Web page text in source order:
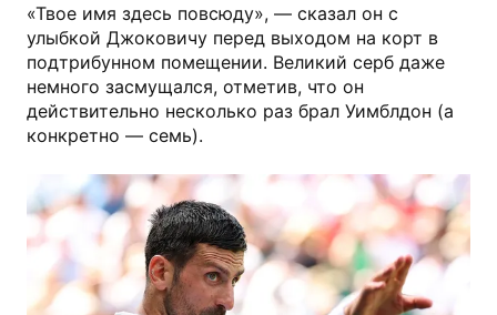
«Твое имя здесь повсюду», — сказал он с
улыбкой Джоковичу перед выходом на корт в
подтрибунном помещении. Великий серб даже
немного засмущался, отметив, что он
действительно несколько раз брал Уимблдон (а
конкретно — семь).